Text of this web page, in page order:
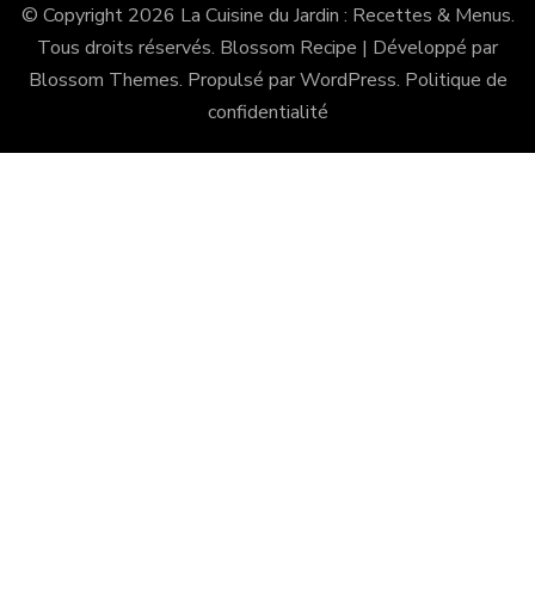
© Copyright 2026 La Cuisine du Jardin : Recettes & Menus.
Tous droits réservés. Blossom Recipe | Développé par
Blossom Themes. Propulsé parWordPress. Politique de
confidentialité